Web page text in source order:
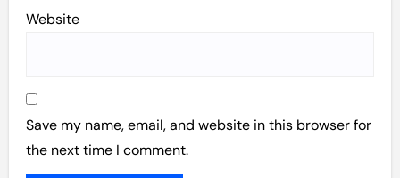
Website
Save my name, email, and website in this browser for
the next time I comment.